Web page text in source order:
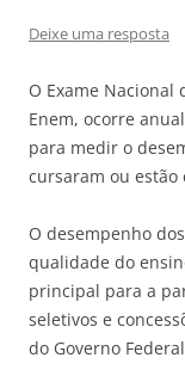
Deixe uma resposta
O Exame Nacional
Enem, ocorre
para medir o
cursaram ou
O desempenho
qualidade do
principal para a
seletivos e
do Governo